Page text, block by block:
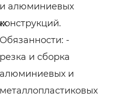
и алюминиевых
Обязанности: -
резка и сборка
алюминиевых и
металлопластиковых